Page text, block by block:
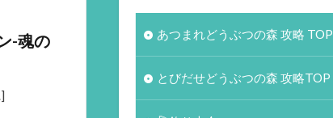
-魂の
あつまれどうぶつの森 攻略 TOP
とびだせどうぶつの森 攻略TOP